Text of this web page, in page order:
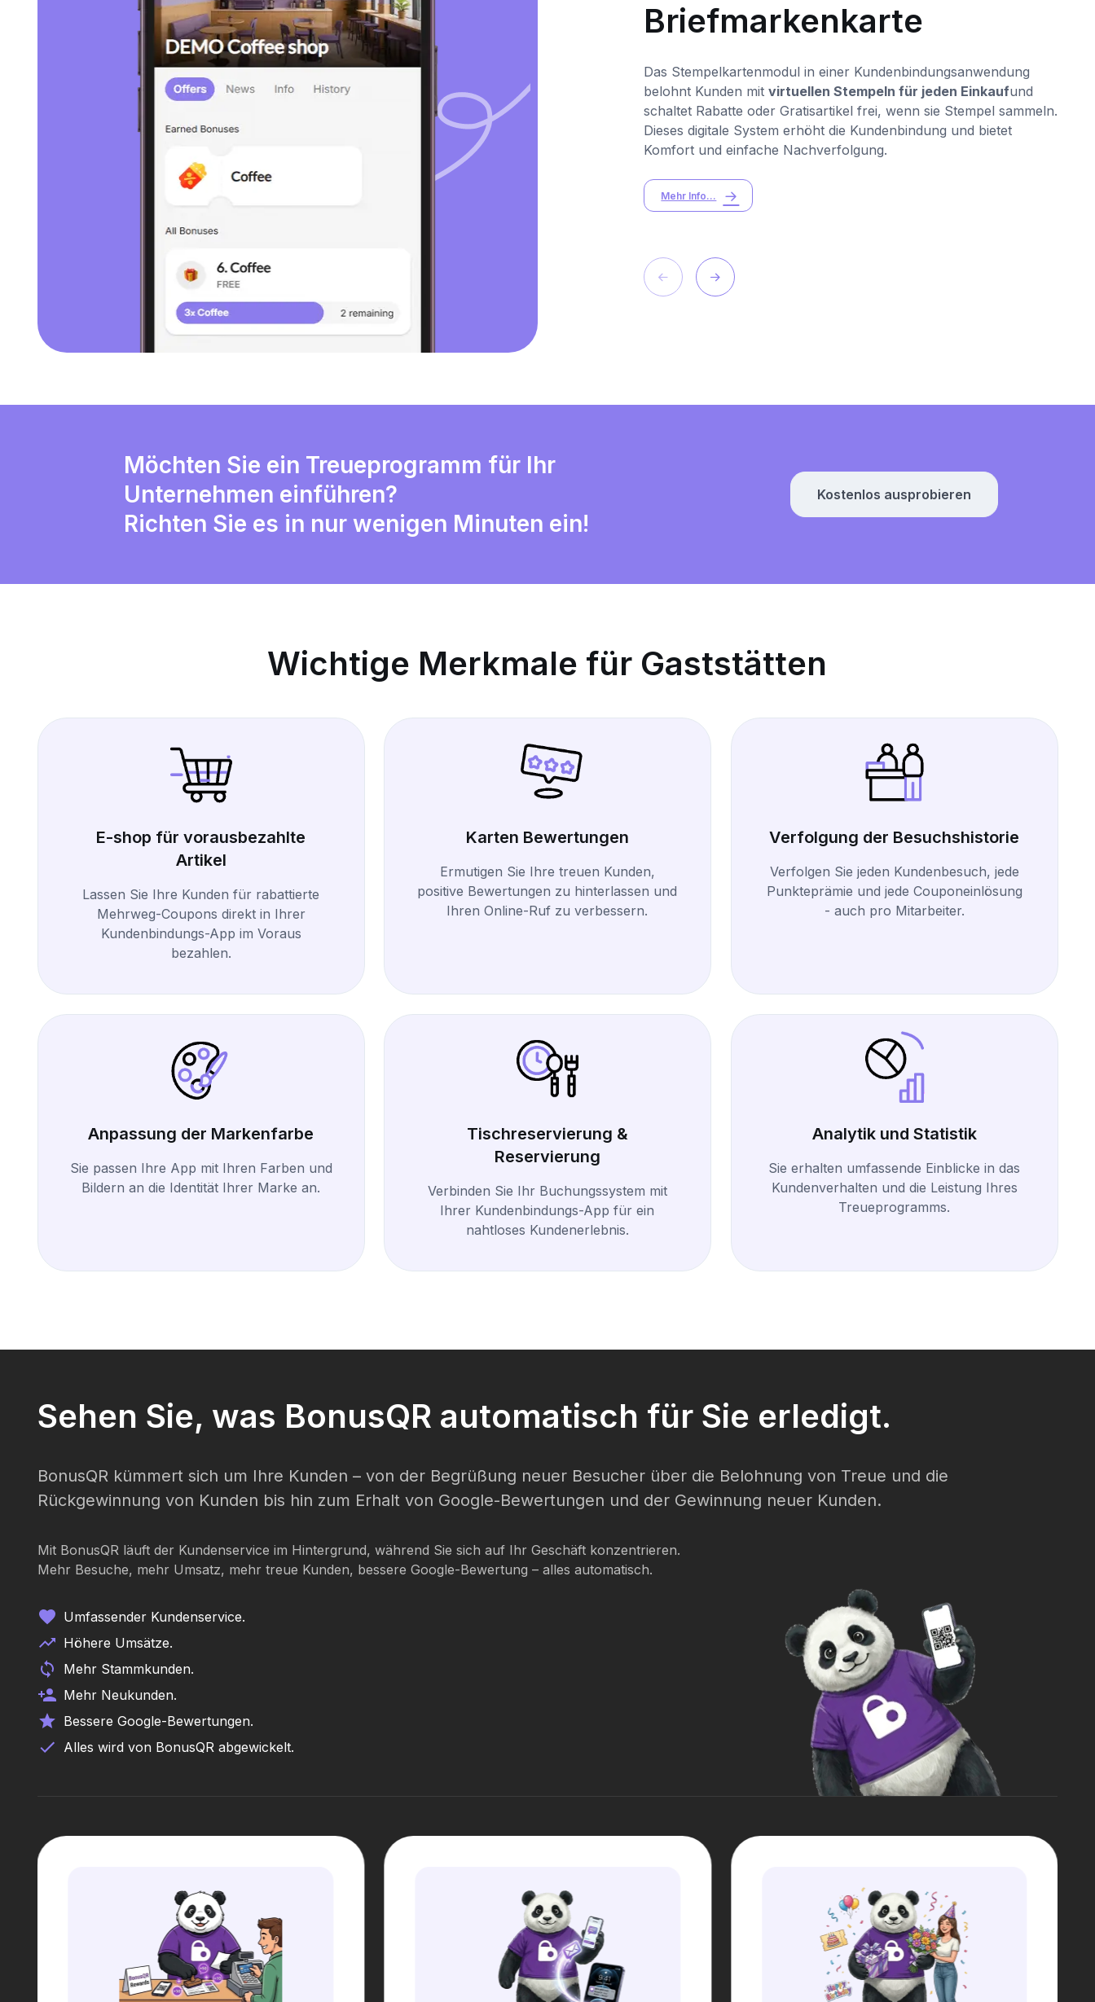
Briefmarkenkarte
Das Stempelkartenmodul in einer Kundenbindungsanwendung
belohnt Kunden mitvirtuellen Stempeln für jeden Einkaufund
schaltet Rabatte oder Gratisartikel frei, wenn sie Stempel sammeln.
Dieses digitale System erhöht die Kundenbindung und bietet
Komfort und einfache Nachverfolgung.
Mehr Info...
Möchten Sie ein Treueprogramm für Ihr
Unternehmen einführen?
Richten Sie es in nur wenigen Minuten ein!
Kostenlos ausprobieren
Wichtige Merkmale für Gaststätten
E-shop für vorausbezahlte
Artikel
Lassen Sie Ihre Kunden für rabattierte
Mehrweg-Coupons direkt in Ihrer
Kundenbindungs-App im Voraus
bezahlen.
Karten Bewertungen
Ermutigen Sie Ihre treuen Kunden,
positive Bewertungen zu hinterlassen und
Ihren Online-Ruf zu verbessern.
Verfolgung der Besuchshistorie
Verfolgen Sie jeden Kundenbesuch, jede
Punkteprämie und jede Couponeinlösung
- auch pro Mitarbeiter.
Anpassung der Markenfarbe
Sie passen Ihre App mit Ihren Farben und
Bildern an die Identität Ihrer Marke an.
Tischreservierung &
Reservierung
Verbinden Sie Ihr Buchungssystem mit
Ihrer Kundenbindungs-App für ein
nahtloses Kundenerlebnis.
Analytik und Statistik
Sie erhalten umfassende Einblicke in das
Kundenverhalten und die Leistung Ihres
Treueprogramms.
Sehen Sie, was BonusQR automatisch für Sie erledigt.
BonusQR kümmert sich um Ihre Kunden – von der Begrüßung neuer Besucher über die Belohnung von Treue und die
Rückgewinnung von Kunden bis hin zum Erhalt von Google-Bewertungen und der Gewinnung neuer Kunden.
Mit BonusQR läuft der Kundenservice im Hintergrund, während Sie sich auf Ihr Geschäft konzentrieren.
Mehr Besuche, mehr Umsatz, mehr treue Kunden, bessere Google-Bewertung – alles automatisch.
Umfassender Kundenservice.
Höhere Umsätze.
Mehr Stammkunden.
Mehr Neukunden.
Bessere Google-Bewertungen.
Alles wird von BonusQR abgewickelt.